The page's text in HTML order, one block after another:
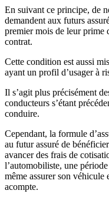
En suivant ce principe, de
demandent aux futurs
premier mois de leur prime
contrat.
Cette condition est aussi
ayant un profil d’usager à
Il s’agit plus précisément
conducteurs s’étant
conduire.
Cependant, la formule
au futur assuré de
avancer des frais de
l’automobiliste, une
même assurer son véhicule
acompte.